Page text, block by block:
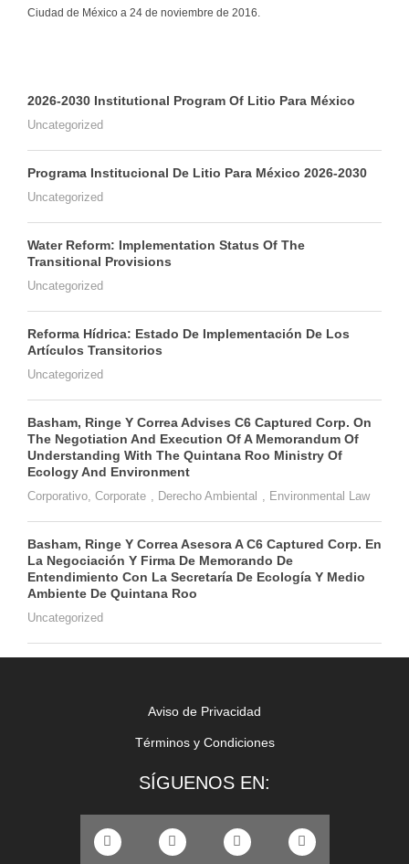
Ciudad de México a 24 de noviembre de 2016.
2026-2030 Institutional Program Of Litio Para México
Uncategorized
Programa Institucional De Litio Para México 2026-2030
Uncategorized
Water Reform: Implementation Status Of The
Transitional Provisions
Uncategorized
Reforma Hídrica: Estado De Implementación De Los
Artículos Transitorios
Uncategorized
Basham, Ringe Y Correa Advises C6 Captured Corp. On
The Negotiation And Execution Of A Memorandum Of
Understanding With The Quintana Roo Ministry Of
Ecology And Environment
Corporativo Corporate Derecho Ambiental Environmental Law
Basham, Ringe Y Correa Asesora A C6 Captured Corp. En
La Negociación Y Firma De Memorando De
Entendimiento Con La Secretaría De Ecología Y Medio
Ambiente De Quintana Roo
Uncategorized
Aviso de Privacidad
Términos y Condiciones
SÍGUENOS EN: